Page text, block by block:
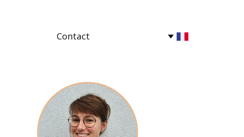
Contact